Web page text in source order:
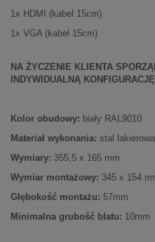
1x HDMI (kabel 15cm)
1x VGA (kabel 15cm)
NA ŻYCZENIE KLIENTA
INDYWIDUALNĄ
Kolor obudowy: biały RAL9010
Materiał wykonania: stal
Wymiary: 355,5 x 165 mm
Wymiar montażowy: 345 x 154
Głębokość montażu: 57mm
Minimalna grubość blatu: 10mm